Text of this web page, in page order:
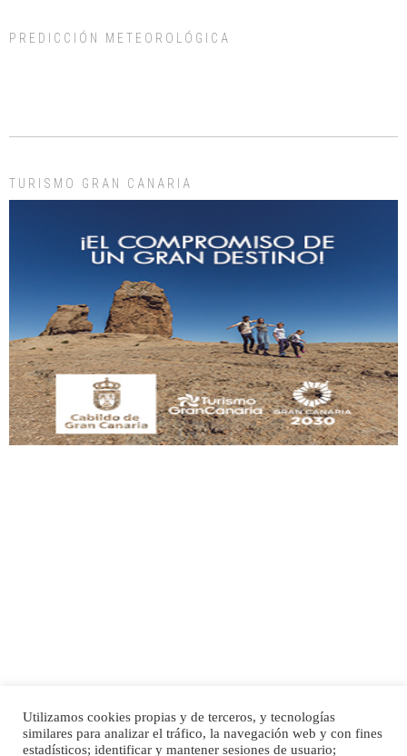
días, ella incluida...
Gato manso encontrado
Este gato macho ha aparecido en la calle hace menos de un mes, es muy
manso y extremadamente cari...
Leales.org » Gran Canaria | 9.7.2025
SHIBA PERDIDO AVDA JOSE MESA Y LOPEZ
PERRO MACHO RAZA SHIBA CON MICROCHIP PERDIDO HOY 06/07/2025 ZONA
PREDICCIÓN METEOROLÓGICA
TURISMO GRAN CANARIA
Utilizamos cookies propias y de terceros, y tecnologías
similares para analizar el tráfico, la navegación web y con fines
estadísticos; identificar y mantener sesiones de usuario;